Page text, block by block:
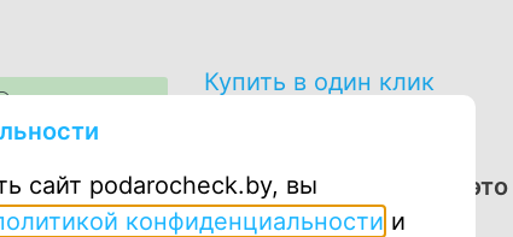
Купить в один клик
в себя маску для сна и зеркало, –
сайт podarocheck.by, вы
конфиденциальности и